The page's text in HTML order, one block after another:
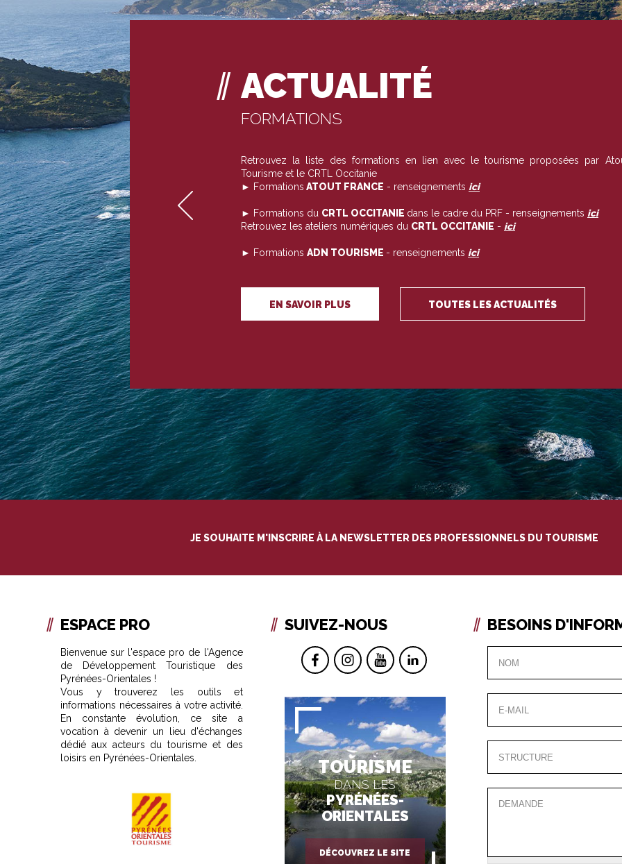
ACTUALITÉ
FORMATIONS
Retrouvez la liste des formations en lien avec le tourisme proposées par
Tourisme et le CRTL Occitanie
► Formations ATOUT FRANCE - renseignements ici
► Formations du CRTL OCCITANIE dans le cadre du PRF - renseignements ici
Retrouvez les ateliers numériques du CRTL OCCITANIE - ici
► Formations ADN TOURISME - renseignements ici
EN SAVOIR PLUS TOUTES LES ACTUALITÉS
JE SOUHAITE M'INSCRIRE À LA NEWSLETTER DES PROFESSIONNELS DU TOURISME
ESPACE PRO
Bienvenue sur l'espace pro de l'Agence
de Développement Touristique des
Pyrénées-Orientales !
Vous y trouverez les outils et
informations nécessaires à votre activité.
En constante évolution, ce site a
vocation à devenir un lieu d'échanges
dédié aux acteurs du tourisme et des
loisirs en Pyrénées-Orientales.
SUIVEZ-NOUS
TOURISME
DANS LES
PYRÉNÉES-
ORIENTALES
DÉCOUVREZ LE SITE
BESOINS